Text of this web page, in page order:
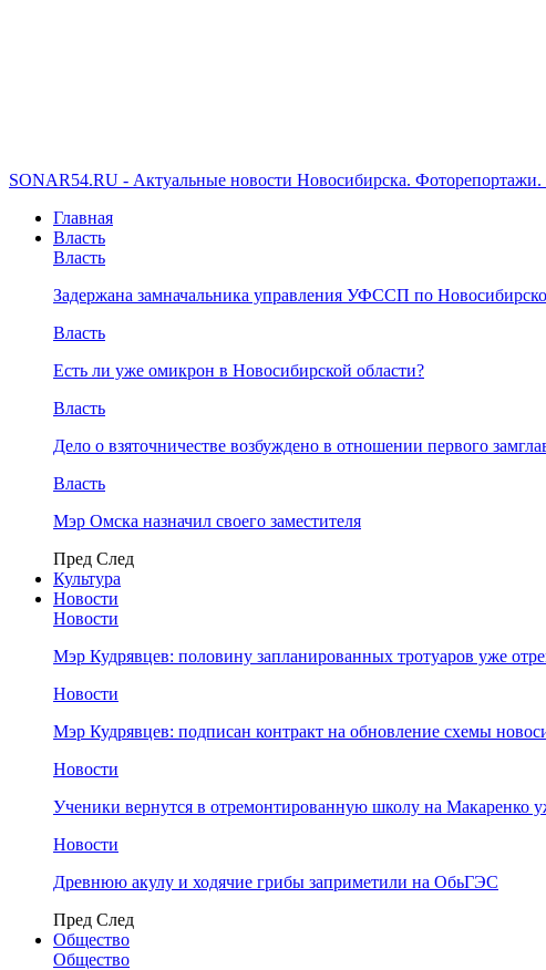
SONAR54.RU - Актуальные новости Новосибирска.
Главная
Власть
Власть
Задержана замначальника управления УФССП по
Власть
Есть ли уже омикрон в Новосибирской области?
Власть
Дело о взяточничестве возбуждено в отношении первого
Власть
Мэр Омска назначил своего заместителя
Пред След
Культура
Новости
Новости
Мэр Кудрявцев: половину запланированных тротуаров уже
Новости
Мэр Кудрявцев: подписан контракт на обновление схемы
Новости
Ученики вернутся в отремонтированную школу на Макаренко
Новости
Древнюю акулу и ходячие грибы заприметили на ОбьГЭС
Пред След
Общество
Общество